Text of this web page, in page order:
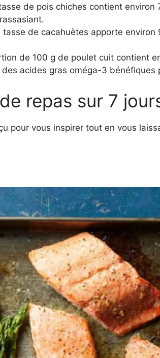
de pois chiches contient environ
de cacahuètes apporte environ
de 100 g de poulet cuit contient
acides gras oméga-3 bénéfiques
repas sur 7
pour vous inspirer tout en vous